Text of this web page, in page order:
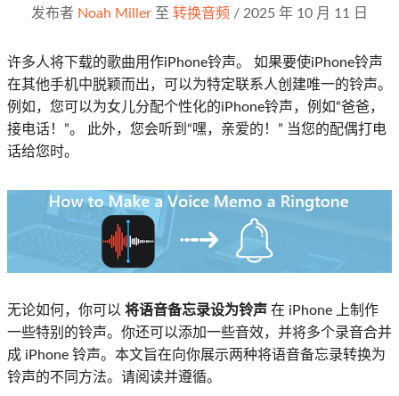
发布者 Noah Miller 至 转换音频 / 2025 年 10 月 11 日
许多人将下载的歌曲用作iPhone铃声。 如果要使iPhone铃声
在其他手机中脱颖而出，可以为特定联系人创建唯一的铃声。
例如，您可以为女儿分配个性化的iPhone铃声，例如“爸爸，
接电话！”。 此外，您会听到“嘿，亲爱的！” 当您的配偶打电
话给您时。
无论如何，你可以 将语音备忘录设为铃声 在 iPhone 上制作
一些特别的铃声。你还可以添加一些音效，并将多个录音合并
成 iPhone 铃声。本文旨在向你展示两种将语音备忘录转换为
铃声的不同方法。请阅读并遵循。